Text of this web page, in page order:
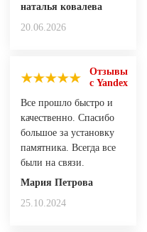
наталья ковалева
20.06.2026
Отзывы
с Yandex
Все прошло быстро и
качественно. Спасибо
большое за установку
памятника. Всегда все
были на связи.
Мария Петрова
25.10.2024